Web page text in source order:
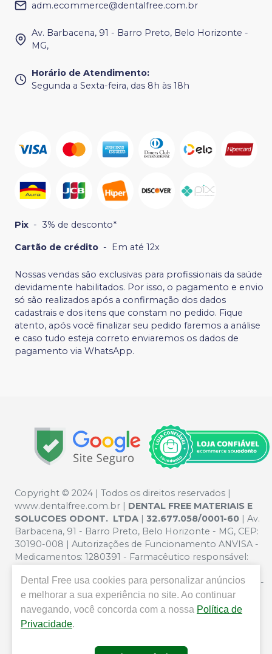
adm.ecommerce@dentalfree.com.br
Av. Barbacena, 91 - Barro Preto, Belo Horizonte -
MG,
Horário de Atendimento:
Segunda a Sexta-feira, das 8h às 18h
Pix - 3% de desconto*
Cartão de crédito - Em até 12x
Nossas vendas são exclusivas para profissionais da saúde
devidamente habilitados. Por isso, o pagamento e envio
só são realizados após a confirmação dos dados
cadastrais e dos itens que constam no pedido. Fique
atento, após você finalizar seu pedido faremos a análise
e caso tudo esteja correto enviaremos os dados de
pagamento via WhatsApp.
Copyright © 2024 | Todos os direitos reservados |
www.dentalfree.com.br | DENTAL FREE MATERIAIS E
SOLUCOES ODONT. LTDA | 32.677.058/0001-60 | Av.
Barbacena, 91 - Barro Preto, Belo Horizonte - MG, CEP:
30190-008 | Autorizações de Funcionamento ANVISA -
Medicamentos: 1280391 - Farmacêutico responsável:
Privacidade e Segurança - Fotos meramente ilustrativas -
Os preços e condições da loja virtual estão sujeitos a
alterações. Em caso de divergência de preços no site, o
valor válido é o do Carrinho de Compra. Não vendemos
atender compras de grandes volumes pelo site.
Dental Free usa cookies para personalizar anúncios
e melhorar a sua experiência no site. Ao continuar
navegando, você concorda com a nossa Política de
Privacidade.